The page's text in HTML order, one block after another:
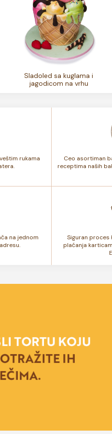
Sladoled sa kuglama i
jagodicom na vrhu
rukama
Ceo asortiman
receptima naših
na jednom
Siguran proces
plaćanja